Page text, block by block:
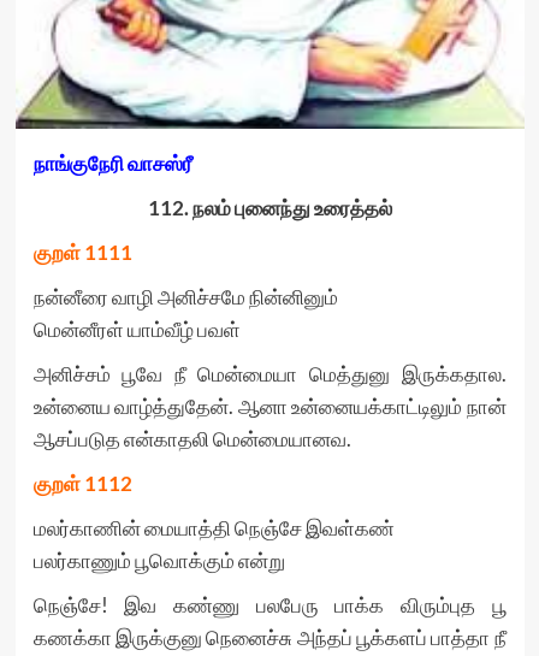
நாங்குநேரி வாசஸ்ரீ
112. நலம் புனைந்து உரைத்தல்
குறள்1111
நன்னீரை வாழி அனிச்சமே நின்னினும்
மென்னீரள் யாம்வீழ் பவள்
அனிச்சம் பூவே நீ மென்மையா மெத்துனு இருக்கதால.
உன்னைய வாழ்த்துதேன். ஆனா உன்னையக்காட்டிலும் நான்
ஆசப்படுத என்காதலி மென்மையானவ.
குறள்1112
மலர்காணின் மையாத்தி நெஞ்சே இவள்கண்
பலர்காணும் பூவொக்கும் என்று
நெஞ்சே! இவ கண்ணு பலபேரு பாக்க விரும்புத பூ
கணக்கா இருக்குனு நெனைச்சு அந்தப் பூக்களப் பாத்தா நீ